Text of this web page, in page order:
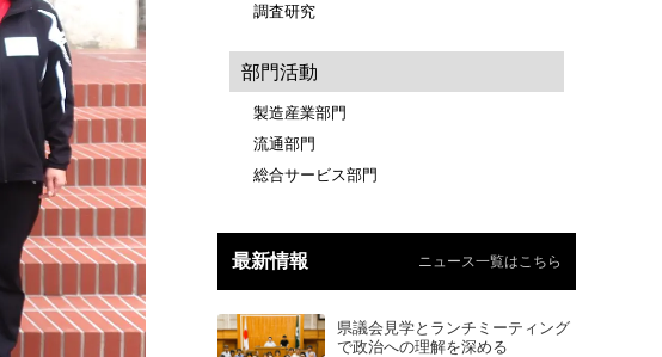
調査研究
部門活動
製造産業部門
流通部門
総合サービス部門
最新情報 ニュース一覧はこちら
県議会見学とランチミーティング
で政治への理解を深める